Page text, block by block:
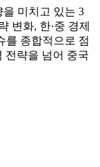
을 미치고 있는 3
변화, 한·중 경제
를 종합적으로 점
전략을 넘어 중국